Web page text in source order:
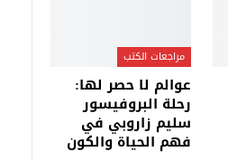
مراجعات الكتب
عوالم لا حصر لها:
رحلة البروفيسور
سليم زاروبي في
فهم الحياة والكون